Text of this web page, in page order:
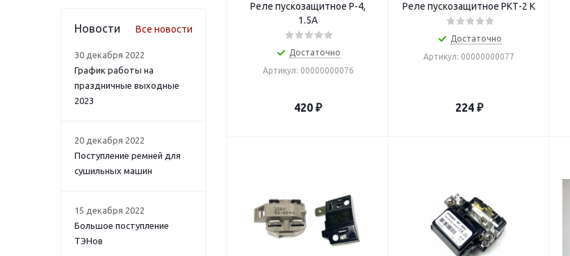
Реле пускозащитное Р-4,
1.5А
Достаточно
Артикул: 00000000076
420 ₽
Реле пускозащитное РКТ-2 К
Достаточно
Артикул: 00000000077
224₽
Новости Все новости
30 декабря 2022
График работы на
праздничные выходные
2023
20 декабря 2022
Поступление ремней для
сушильных машин
15 декабря 2022
Большое поступление
ТЭНов